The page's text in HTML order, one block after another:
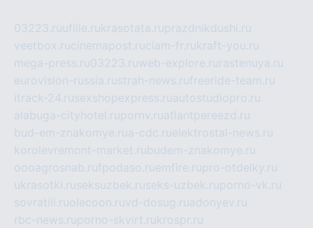
03223.ruufille.rukrasotata.ruprazdnikdushi.ru
veetbox.rucinemapost.ruciam-fr.rukraft-you.ru
mega-press.ru03223.ruweb-explore.ru rastenuya.ru
eurovision-russia.rustrah-news.rufreeride-team.ru
itrack-24.rusexshopexpress.ruautostudiopro.ru
alabuga-cityhotel.rupornv.ruatlantpereezd.ru
bud-em-znakomye.rua-cdc.ruelektrostal-news.ru
korolevremont-market.rubudem-znakomye.ru
oooagrosnab.rufpodaso.ruemfire.rupro-otdelky.ru
ukrasotki.ruseksuzbek.ruseks-uzbek.ruporno-vk.ru
sovratili.ruolecoon.ruvd-dosug.ruadonyev.ru
rbc-news.ruporno-skvirt.rukrospr.ru